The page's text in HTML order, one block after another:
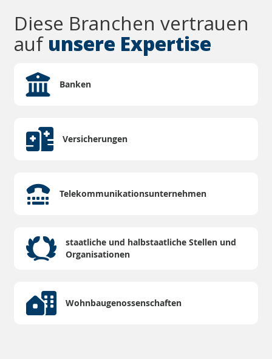
Diese Branchen vertrauen
auf unsere Expertise
Banken
Versicherungen
Telekommunikations­unternehmen
staatliche und halbstaatliche Stellen und
Organisationen
Wohnbaugenossenschaften